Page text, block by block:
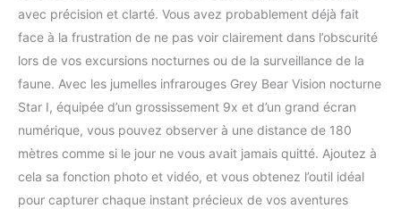
avec précision et clarté. Vous avez probablement déjà fait
face à la frustration de ne pas voir clairement dans l’obscurité
lors de vos excursions nocturnes ou de la surveillance de la
faune. Avec les jumelles infrarouges Grey Bear Vision nocturne
Star I, équipée d’un grossissement 9x et d’un grand écran
numérique, vous pouvez observer à une distance de 180
mètres comme si le jour ne vous avait jamais quitté. Ajoutez à
cela sa fonction photo et vidéo, et vous obtenez l’outil idéal
pour capturer chaque instant précieux de vos aventures